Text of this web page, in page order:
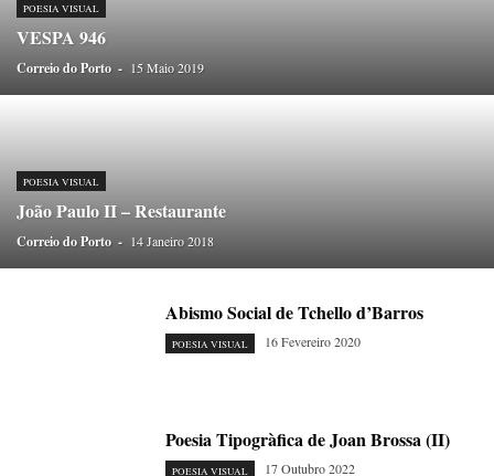
PAPEL-PENSANTE
POEMÁRIO
PRIORITÁRIO
RETÂNGULO
TABULETA DIGITAL
TEMPORÁRIO TOPOGRAFIAS
TYPO
POESIA VISUAL
VESPA 946
Correio do Porto - 15 Maio 2019
POESIA VISUAL
João Paulo II – Restaurante
Correio do Porto - 14 Janeiro 2018
Abismo Social de Tchello d’Barros
POESIA VISUAL 16 Fevereiro 2020
Poesia Tipogràfica de Joan Brossa (II)
POESIA VISUAL 17 Outubro 2022